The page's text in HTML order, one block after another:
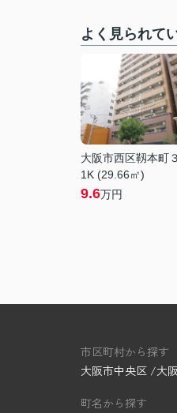
よく見られて
大阪市西区靱本町
1K (29.66㎡)
9.6万円
市区町村から探す
大阪市中央区
大
町名から探す